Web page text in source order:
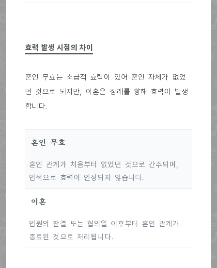
효력 발생 시점의 차이
혼인 무효는 소급적 효력이 있어 혼인 자체가 없었
던 것으로 되지만, 이혼은 장래를 향해 효력이 발생
합니다.
혼인 무효
혼인 관계가 처음부터 없었던 것으로 간주되며,
법적으로 효력이 인정되지 않습니다.
이혼
법원의 판결 또는 협의일 이후부터 혼인 관계가
종료된 것으로 처리됩니다.